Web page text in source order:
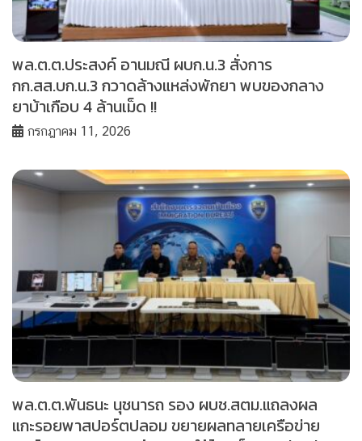
พล.ต.ต.ประสงค์ อานมณี ผบก.น.3 สั่งการ
กก.สส.บก.น.3 กวาดล้างแหล่งพักยา พบของกลาง
ยาบ้าเกือบ 4 ล้านเม็ด !!
กรกฎาคม 11, 2026
พล.ต.ต.พันธนะ นุชนารถ รอง ผบช.สตม.แถลงผล
แกะรอยพาสปอร์ตปลอม ขยายผลทลายเครือข่าย